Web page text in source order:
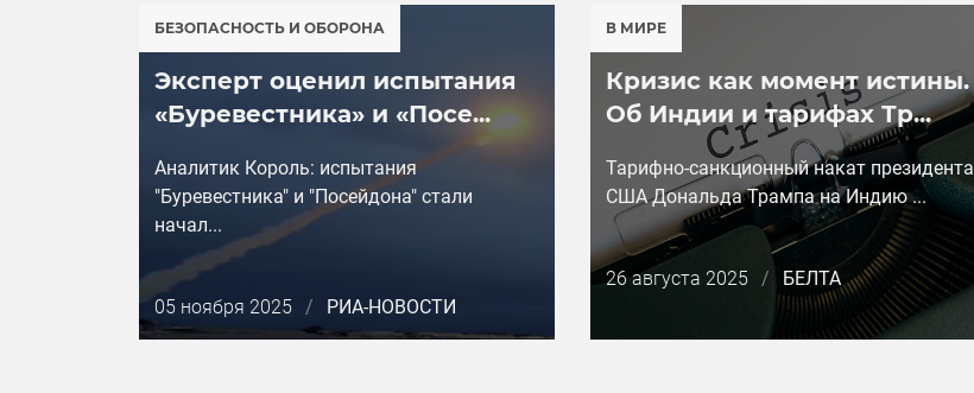
БЕЗОПАСНОСТЬ И ОБОРОНА
Эксперт оценил испытания
«Буревестника» и «Посе...
Аналитик Король: испытания
"Буревестника" и "Посейдона" стали
начал...
Дата
публикации
05 ноября 2025 / РИА-НОВОСТИ
В МИРЕ
Кризис как момент истины.
Об Индии и тарифах Тр...
Тарифно-санкционный накат президента
США Дональда Трампа на Индию ...
Дата
26 августа 2025 / БЕЛТА